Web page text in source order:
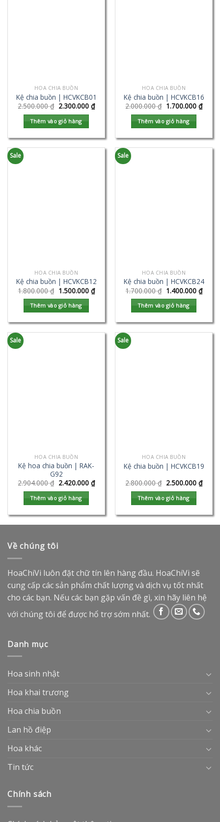
HOA CHIA BUỒN
Kệ chia buồn | HCVKCB01
2.500.000₫ 2.300.000 ₫
Thêm vào giỏ hàng
HOA CHIA BUỒN
Kệ chia buồn | HCVKCB16
2.000.000₫ 1.700.000 ₫
Thêm vào giỏ hàng
Sale
HOA CHIA BUỒN
Kệ chia buồn | HCVKCB12
1.800.000₫ 1.500.000 ₫
Thêm vào giỏ hàng
Sale
HOA CHIA BUỒN
Kệ chia buồn | HCVKCB24
1.700.000₫ 1.400.000 ₫
Thêm vào giỏ hàng
Sale
HOA CHIA BUỒN
Kệ hoa chia buồn | RAK-
G92
2.904.000₫ 2.420.000 ₫
Thêm vào giỏ hàng
Sale
HOA CHIA BUỒN
Kệ chia buồn | HCVKCB19
2.800.000₫ 2.500.000 ₫
Thêm vào giỏ hàng
Về chúng tôi
HoaChiVi luôn đặt chữ tín lên hàng đầu. HoaChiVi sẽ
cung cấp các sản phẩm chất lượng và dịch vụ tốt nhất
cho các bạn. Nếu các bạn gặp vấn đề gì, xin hãy liên hệ
với chúng tôi để được hổ trợ sớm nhất.
Danh mục
Hoa sinh nhật
Hoa khai trương
Hoa chia buồn
Lan hồ điệp
Hoa khác
Tin tức
Chính sách